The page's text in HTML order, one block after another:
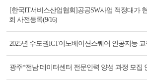
[한국IT서비스산업협회]공공SW사업 적정대가
회 사전등록(9/16)
2025년 수도권ICT이노베이션스퀘어 인공지능 교
광주*전남 데이터센터 전문인력 양성 과정 모집